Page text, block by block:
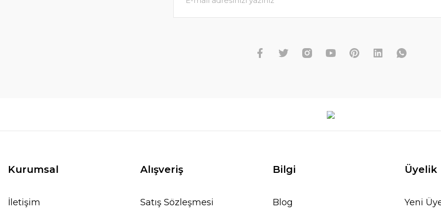
Kurumsal
İletişim
Alışveriş
Satış Sözleşmesi
Bilgi
Blog
Üyelik
Yeni